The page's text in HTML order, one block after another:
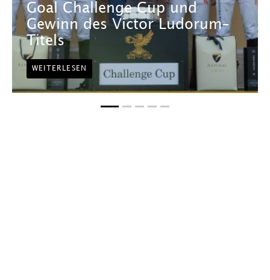
Goal Challenge Cup und
Gewinn des Victor Ludorum-
Titels
WEITERLESEN